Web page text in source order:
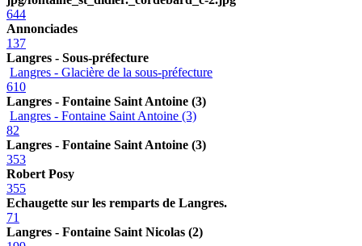
644
Annonciades
137
Langres - Sous-préfecture
Langres - Glacière de la sous-préfecture
610
Langres - Fontaine Saint Antoine (3)
Langres - Fontaine Saint Antoine (3)
82
Langres - Fontaine Saint Antoine (3)
353
Robert Posy
355
Echaugette sur les remparts de Langres.
71
Langres - Fontaine Saint Nicolas (2)